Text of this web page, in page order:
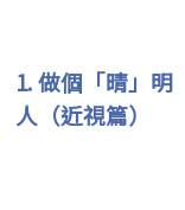
1.做個「晴」明
人（近視篇）